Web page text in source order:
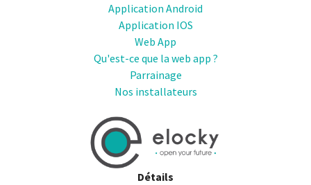
Application Android
Application IOS
Web App
Qu'est-ce que la web app ?
Parrainage
Nos installateurs
Détails